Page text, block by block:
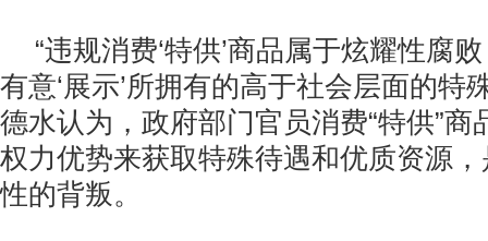
“违规消费‘特供’商品属于炫耀性腐
有意‘展示’所拥有的高于社会层面的特
德水认为，政府部门官员消费“特供”商
权力优势来获取特殊待遇和优质资源
性的背叛。